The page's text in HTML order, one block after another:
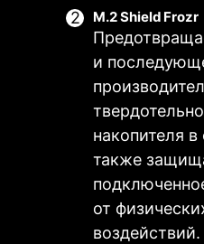
M.2 Shield Frozr
и
накопителя в
также
от
воздействий.
Несколько
профилей